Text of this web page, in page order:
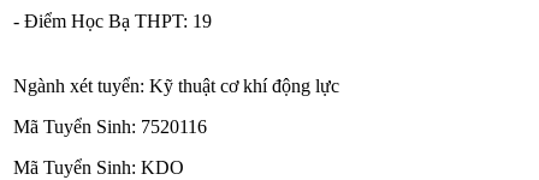
- Điểm Học Bạ THPT: 19
Ngành xét tuyển: Kỹ thuật cơ khí động lực
Mã Tuyển Sinh: 7520116
Mã Tuyển Sinh: KDO